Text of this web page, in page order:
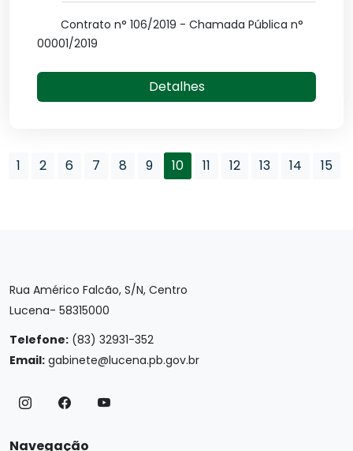
Contrato n° 106/2019 - Chamada Pública n°
00001/2019
Detalhes
1 2 6 7 8 9 10 11 12 13 14 15
Rua Américo Falcão, S/N, Centro
Lucena- 58315000
Telefone: (83) 32931-352
Email: gabinete@lucena.pb.gov.br
Navegação